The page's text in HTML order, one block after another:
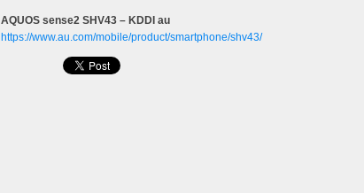
AQUOS sense2 SHV43 – KDDI au
https://www.au.com/mobile/product/smartphone/shv43/